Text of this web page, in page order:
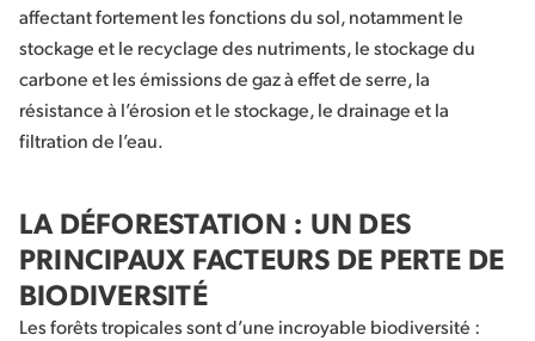
affectant fortement les fonctions du sol, notamment le
stockage et le recyclage des nutriments, le stockage du
carbone et les émissions de gaz à effet de serre, la
résistance à l’érosion et le stockage, le drainage et la
filtration de l’eau.
LA DÉFORESTATION : UN DES
PRINCIPAUX FACTEURS DE PERTE DE
BIODIVERSITÉ
Les forêts tropicales sont d’une incroyable biodiversité :